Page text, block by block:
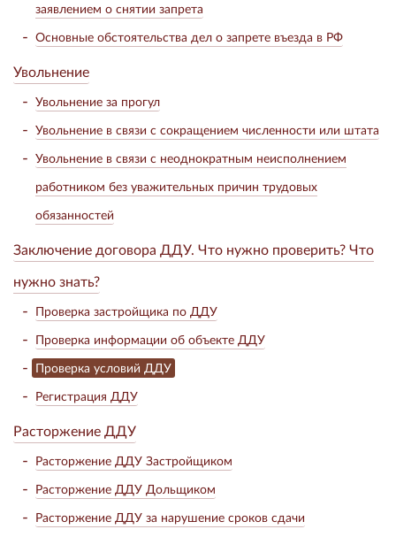
заявлением о снятии запрета
Основные обстоятельства дел о запрете въезда в РФ
Увольнение
Увольнение за прогул
Увольнение в связи с сокращением численности или штата
Увольнение в связи с неоднократным неисполнением
работником без уважительных причин трудовых
обязанностей
Заключение договора ДДУ. Что нужно проверить? Что
нужно знать?
Проверка застройщика по ДДУ
Проверка информации об объекте ДДУ
Проверка условий ДДУ
Регистрация ДДУ
Расторжение ДДУ
Расторжение ДДУ Застройщиком
Расторжение ДДУ Дольщиком
Расторжение ДДУ за нарушение сроков сдачи